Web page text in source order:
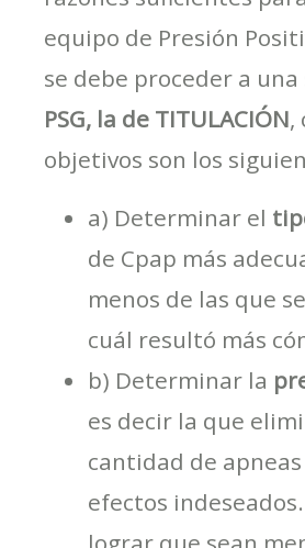
equipo de Presión
se debe proceder a una
PSG, la de TITULACIÓN,
objetivos son los
a) Determinar el
de Cpap más
menos de las que
cuál resultó más
b) Determinar la
es decir la que
cantidad de
efectos